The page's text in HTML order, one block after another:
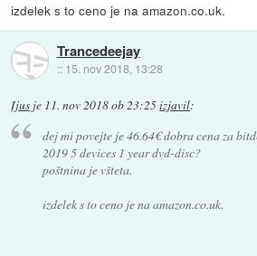
izdelek s to ceno je na amazon.co.uk.
Trancedeejay
:: 15. nov 2018, 13:28
Ijus je 11. nov 2018 ob 23:25izjavil:
dej mi povejte je 46.64€ dobra cena za
2019 5 devices 1 year dvd-disc?
poštnina je všteta.
izdelek s to ceno je na amazon.co.uk.